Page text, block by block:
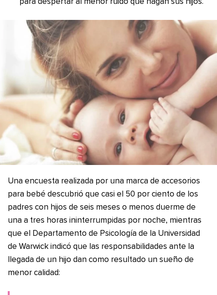
para despertar al menor ruido que hagan sus hijos.
Una encuesta realizada por una marca de accesorios
para bebé descubrió que casi el 50 por ciento de los
padres con hijos de seis meses o menos duerme de
una a tres horas ininterrumpidas por noche, mientras
que el Departamento de Psicología de la Universidad
de Warwick indicó que las responsabilidades ante la
llegada de un hijo dan como resultado un sueño de
menor calidad: